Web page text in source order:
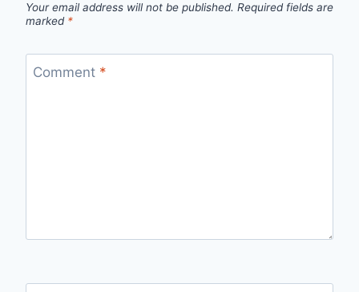
Your email address will not be published. Required fields are
marked *
Comment *